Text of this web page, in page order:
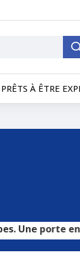
À ÊTRE
en